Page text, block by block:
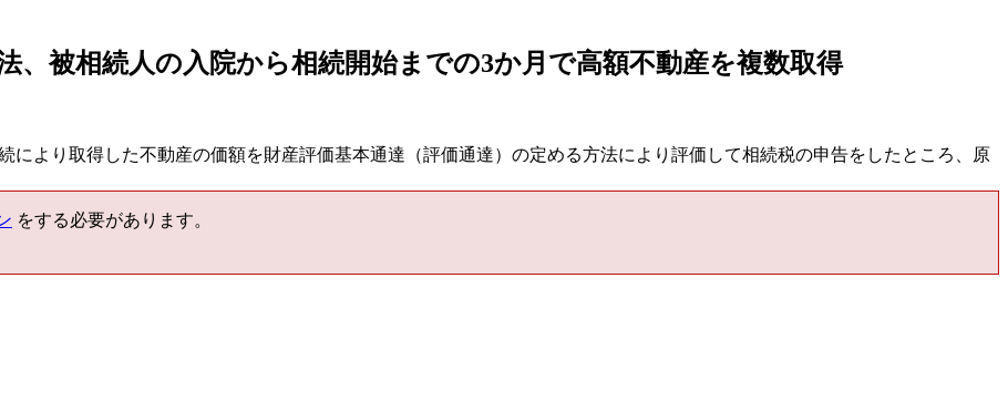
、被相続人の入院から相続開始までの3か月で高額不動産を複数取得
より取得した不動産の価額を財産評価基本通達（評価通達）の定める方法により評価して相続税の申告をしたところ、原
をする必要があります。